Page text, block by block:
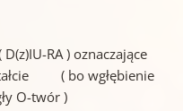
RA ) oznaczające
( bo wgłębienie
O-twór )